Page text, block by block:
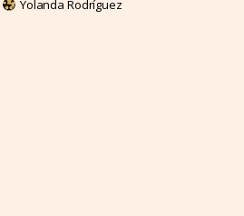
Yolanda Rodríguez